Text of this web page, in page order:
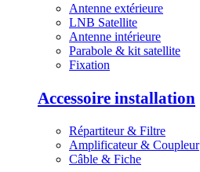
Antenne extérieure
LNB Satellite
Antenne intérieure
Parabole & kit satellite
Fixation
Accessoire installation
Répartiteur & Filtre
Amplificateur & Coupleur
Câble & Fiche